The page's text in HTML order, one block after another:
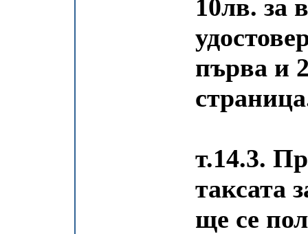
10лв. за
първа и
т.14.3.
таксата
ще се